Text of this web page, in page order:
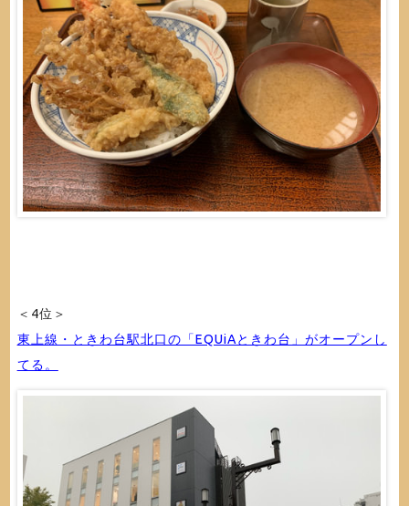
＜4位＞
東上線・ときわ台駅北口の「EQUiAときわ台」がオープンし
てる。